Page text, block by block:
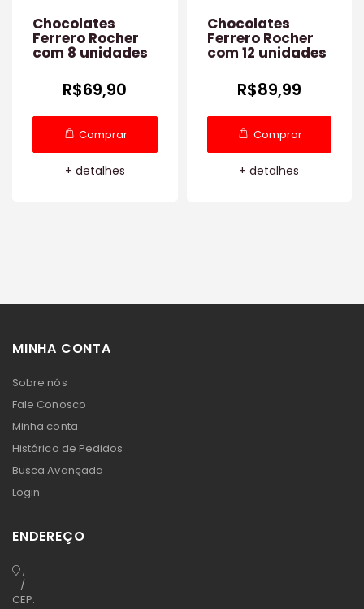
Chocolates
Ferrero Rocher
com 8 unidades
R$69,90
Comprar
+ detalhes
Chocolates
Ferrero Rocher
com 12 unidades
R$89,99
Comprar
+ detalhes
MINHA CONTA
Sobre nós
Fale Conosco
Minha conta
Histórico de Pedidos
Busca Avançada
Login
ENDEREÇO
,
- /
CEP: